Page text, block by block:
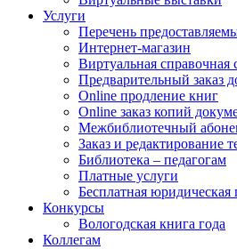
Услуги
Перечень
Интернет-магазин
Виртуальная справочная
Предварительный заказ
Online продление книг
Online заказ копий
Межбиблиотечный
Заказ и редактирование
Библиотека – педагогам
Платные услуги
Бесплатная
Конкурсы
Вологодская книга года
Коллегам